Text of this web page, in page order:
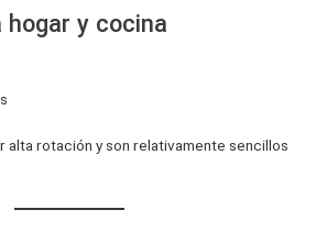
y cocina
alta rotación y son relativamente sencillos